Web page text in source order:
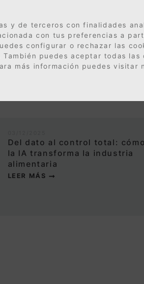
artificial
Del dato al control total: cómo
la IA transforma la industria
alimentaria
LEER MÁS
y de terceros con finalidades
con tus preferencias a
configurar o rechazar las
También puedes aceptar todas
más información puedes visitar